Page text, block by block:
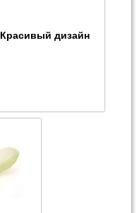
Красивый дизайн